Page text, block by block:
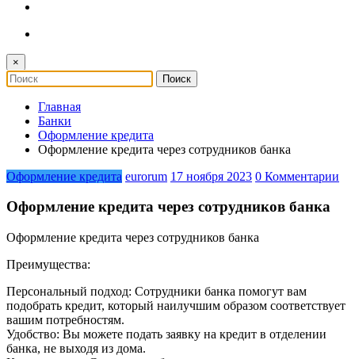
×
Главная
Банки
Оформление кредита
Оформление кредита через сотрудников банка
Оформление кредита eurorum 17 ноября 2023 0 Комментарии
Оформление кредита через сотрудников банка
Оформление кредита через сотрудников банка
Преимущества:
Персональный подход: Сотрудники банка помогут вам
подобрать кредит, который наилучшим образом соответствует
вашим потребностям.
Удобство: Вы можете подать заявку на кредит в отделении
банка, не выходя из дома.